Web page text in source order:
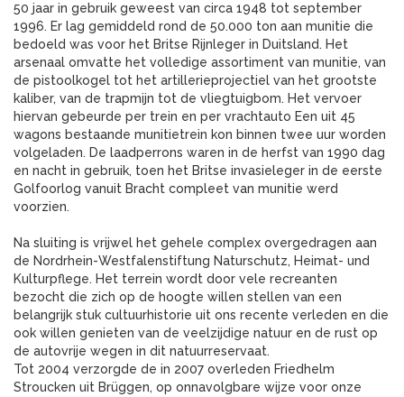
50 jaar in gebruik geweest van circa 1948 tot september
1996. Er lag gemiddeld rond de 50.000 ton aan munitie die
bedoeld was voor het Britse Rijnleger in Duitsland. Het
arsenaal omvatte het volledige assortiment van munitie, van
de pistoolkogel tot het artillerieprojectiel van het grootste
kaliber, van de trapmijn tot de vliegtuigbom. Het vervoer
hiervan gebeurde per trein en per vrachtauto Een uit 45
wagons bestaande munitietrein kon binnen twee uur worden
volgeladen. De laadperrons waren in de herfst van 1990 dag
en nacht in gebruik, toen het Britse invasieleger in de eerste
Golfoorlog vanuit Bracht compleet van munitie werd
voorzien.
Na sluiting is vrijwel het gehele complex overgedragen aan
de Nordrhein-Westfalenstiftung Naturschutz, Heimat- und
Kulturpflege. Het terrein wordt door vele recreanten
bezocht die zich op de hoogte willen stellen van een
belangrijk stuk cultuurhistorie uit ons recente verleden en die
ook willen genieten van de veelzijdige natuur en de rust op
de autovrije wegen in dit natuurreservaat.
Tot 2004 verzorgde de in 2007 overleden Friedhelm
Stroucken uit Brüggen, op onnavolgbare wijze voor onze